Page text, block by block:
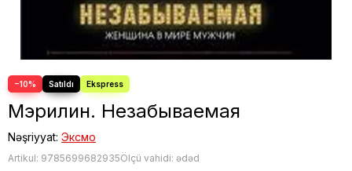
−10%
Мэрилин. Незабываемая
Nəşriyyat: Эксмо
Artikul: 9785699682935Ölçü vahidi: ədəd